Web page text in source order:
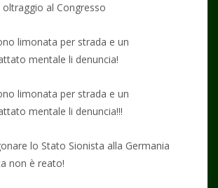
oltraggio al Congresso
limonata per strada e un
mentale li denuncia!
limonata per strada e un
mentale li denuncia!!!
lo Stato Sionista alla Germania
non è reato!